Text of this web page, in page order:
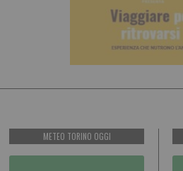
METEO TORINO OGGI